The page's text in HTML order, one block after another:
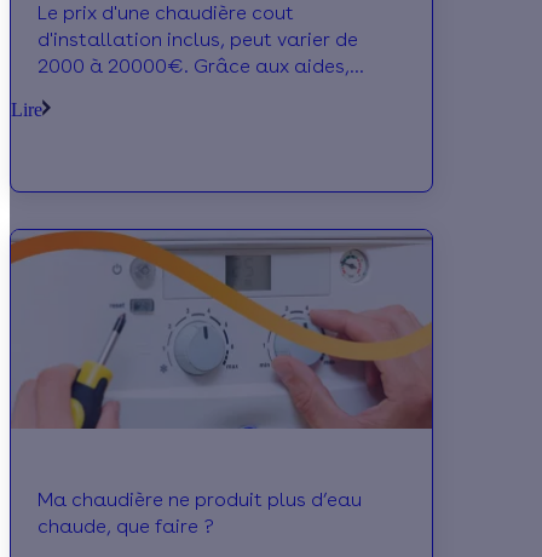
Le prix d'une chaudière cout
d'installation inclus, peut varier de
2000 à 20000€. Grâce aux aides,
Lire
Ma chaudière ne produit plus d’eau
chaude, que faire ?